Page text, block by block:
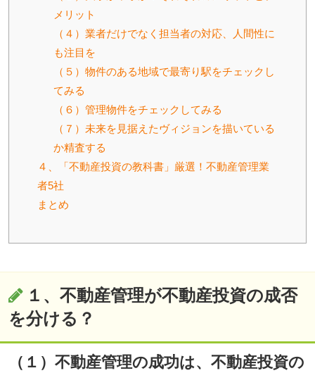
メリット
（４）業者だけでなく担当者の対応、人間性に
も注目を
（５）物件のある地域で最寄り駅をチェックし
てみる
（６）管理物件をチェックしてみる
（７）未来を見据えたヴィジョンを描いている
か精査する
４、「不動産投資の教科書」厳選！不動産管理業
者5社
まとめ
１、不動産管理が不動産投資の成否
を分ける？
（１）不動産管理の成功は、不動産投資の